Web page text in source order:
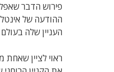
פירוש הדבר
ההודעה של
העניין שלה